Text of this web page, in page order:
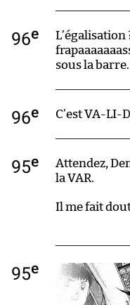
96e
L’égalisation
sous la barre.
96e C’est VA-LI-
95e
Attendez,
la VAR.
Il me fait
95e